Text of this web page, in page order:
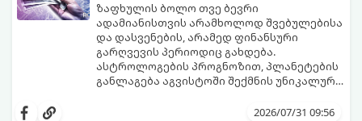
ზაფხულის ბოლო თვე ბევრი
ადამიანისთვის არამხოლოდ შვებულებისა
და დასვენების, არამედ ფინანსური
გარღვევის პერიოდიც გახდება.
ასტროლოგების პროგნოზით, პლანეტების
განლაგება აგვისტოში შექმნის უნიკალურ
ზოდიაქოს 4 ნიშანს ფინანსური წარმატების
შორის, ვისაც აგვისტოში ფინანსური
2026/07/31 09:56